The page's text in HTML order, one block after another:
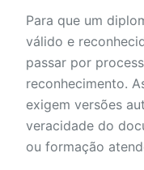
Para que um
válido e
passar por
reconhecimento.
exigem versões
veracidade do
ou formação